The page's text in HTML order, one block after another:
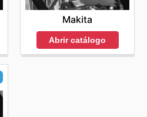
Makita
Abrir catálogo